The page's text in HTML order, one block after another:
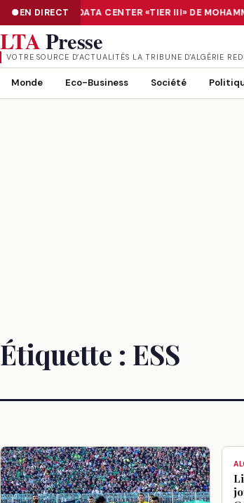
EN DIRECT: LE DATA CENTER «TIER III» DE
NUMÉRISATION : LE DATA CENTER «TIER III» DE
LTAPresse
VOTRE SOURCE D’ACTUALITÉS LA TRIBUNE D'ALGÉRIE
Monde Eco-Business Société
Étiquette : ESS